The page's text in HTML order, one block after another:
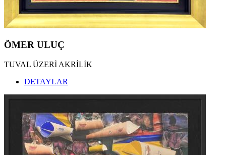
ÖMER ULUÇ
TUVAL ÜZERİ AKRİLİK
DETAYLAR